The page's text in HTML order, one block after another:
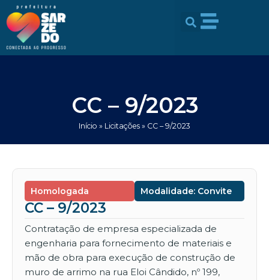
conteúdo
para
conteúdo
CC – 9/2023
Início » Licitações » CC – 9/2023
Homologada Modalidade: Convite
CC – 9/2023
Contratação de empresa especializada de
engenharia para fornecimento de materiais e
mão de obra para execução de construção de
muro de arrimo na rua Eloi Cândido, nº 199,